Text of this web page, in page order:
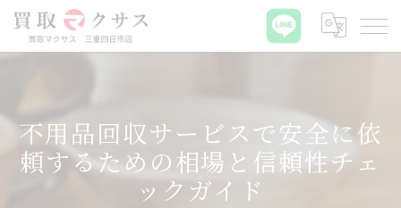
不用品回収サービスで安全に依
頼するための相場と信頼性チェ
ックガイド